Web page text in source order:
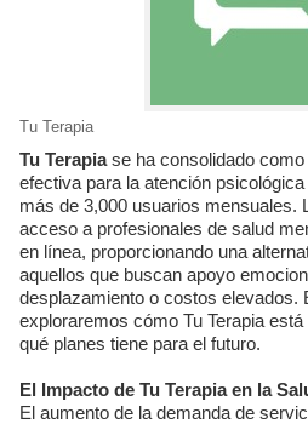
Tu Terapia
Tu Terapiase ha consolidado
efectiva para la atención
más de 3,000 usuarios mensuales.
acceso a profesionales de salud
en línea, proporcionando una
aquellos que buscan apoyo
desplazamiento o costos elevados.
exploraremos cómo Tu Terapia
qué planes tiene para el futuro.
El Impacto de Tu Terapia en la
El aumento de la demanda de